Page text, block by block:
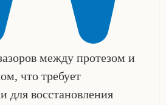
между протезом и
что требует
для восстановления